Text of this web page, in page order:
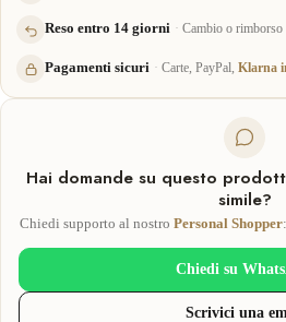
Reso entro 14 giorni Cambio o rimborso
Pagamenti sicuri Carte, PayPal, Klarna
Hai domande su questo
simile?
Chiedi supporto al nostro Personal Shopper
Chiedi su
Scrivici una